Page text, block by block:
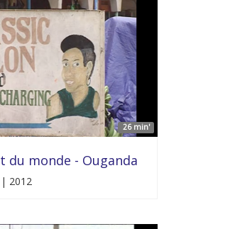
26 min'
du monde - Ouganda
2012